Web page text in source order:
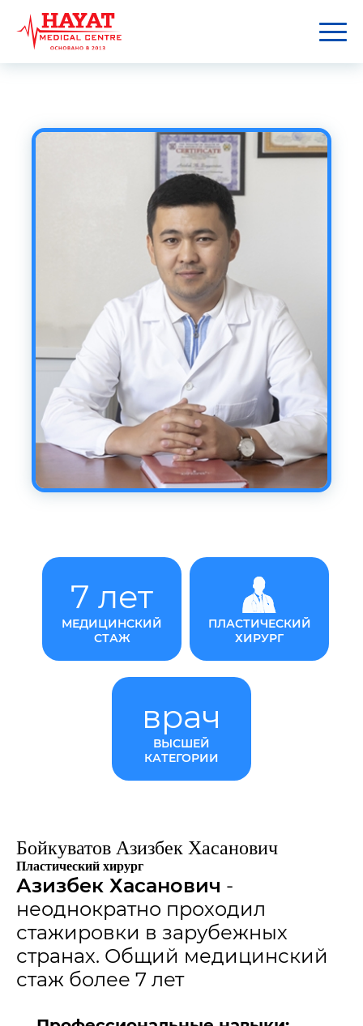
7 лет
МЕДИЦИНСКИЙ
СТАЖ
ПЛАСТИЧЕСКИЙ
ХИРУРГ
врач
ВЫСШЕЙ
КАТЕГОРИИ
Бойкуватов Азизбек Хасанович
Пластический хирург
Азизбек Хасанович -
неоднократно проходил
стажировки в зарубежных
странах. Общий медицинский
стаж более 7 лет